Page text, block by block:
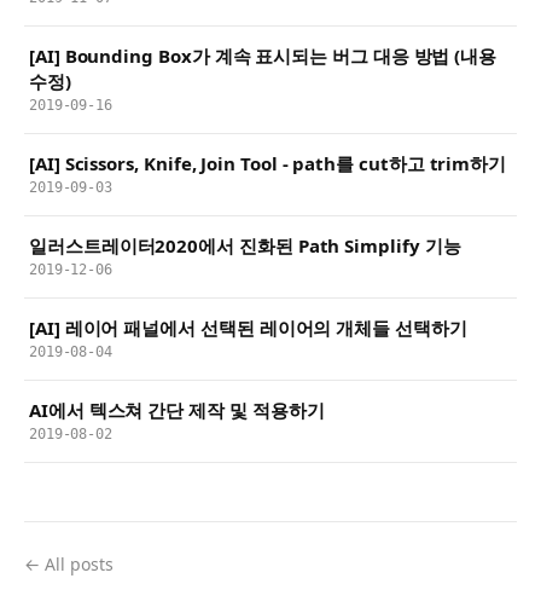
[AI] Bounding Box가 계속 표시되는 버그 대응 방법 (내용
수정)
2019-09-16
[AI] Scissors, Knife, Join Tool - path를 cut하고 trim하기
2019-09-03
일러스트레이터2020에서 진화된 Path Simplify 기능
2019-12-06
[AI] 레이어 패널에서 선택된 레이어의 개체들 선택하기
2019-08-04
AI에서 텍스쳐 간단 제작 및 적용하기
2019-08-02
← All posts